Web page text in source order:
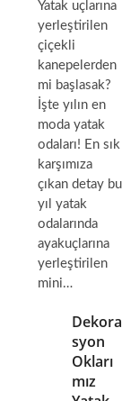
Yatak uçlarına
yerleştirilen
çiçekli
kanepelerden
mi başlasak?
İşte yılın en
moda yatak
odaları! En sık
karşımıza
çıkan detay bu
yıl yatak
odalarında
ayakuçlarına
yerleştirilen
mini…
Dekora
syon
Okları
mız